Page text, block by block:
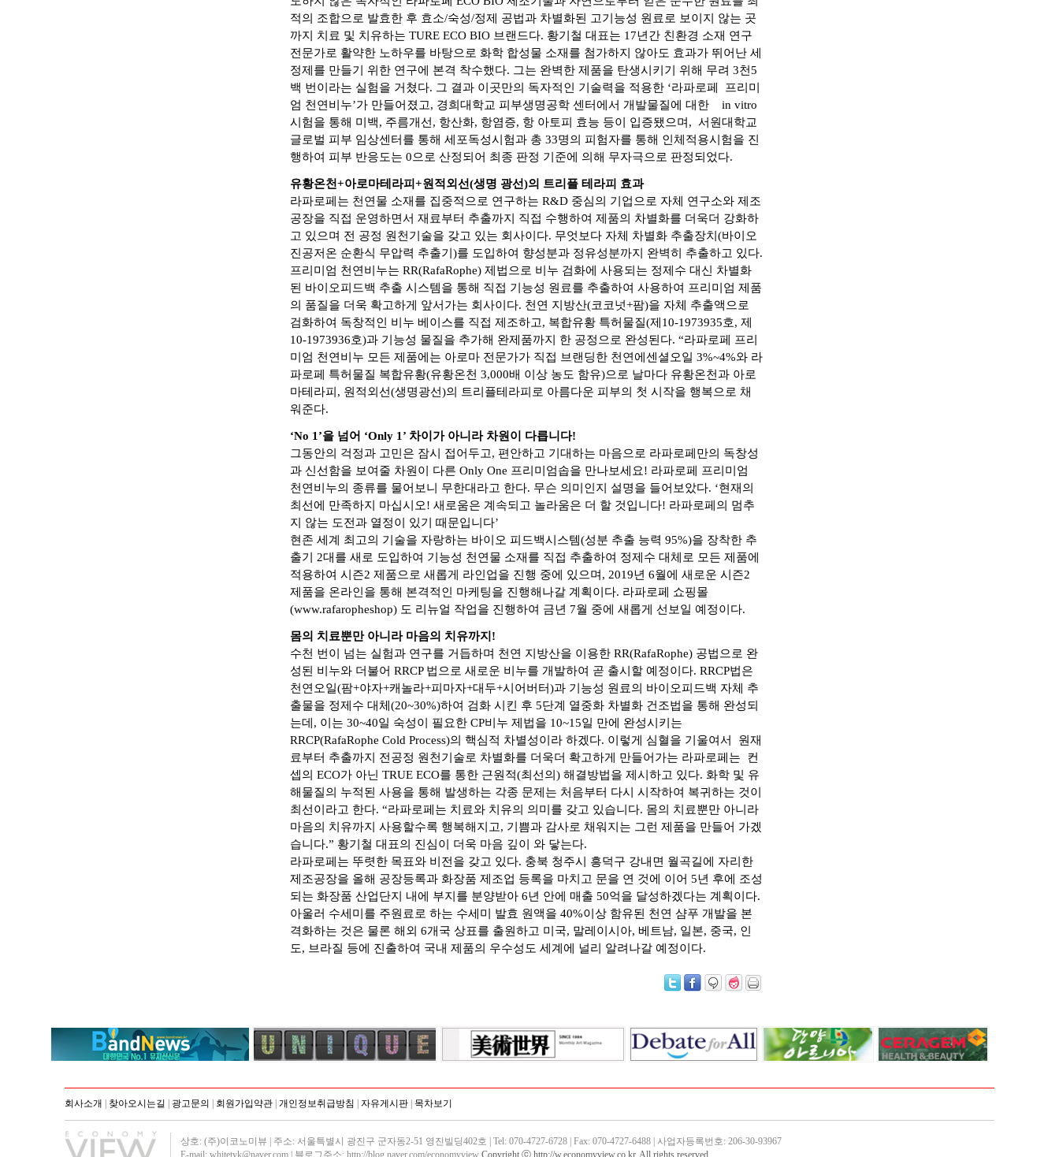
적의 조합으로 발효한 후 효소/숙성/정제 공법과 차별화된 고기능성 원료로 보이지 않는 곳
까지 치료 및 치유하는 TURE ECO BIO 브랜드다. 황기철 대표는 17년간 친환경 소재 연구
전문가로 활약한 노하우를 바탕으로 화학 합성물 소재를 첨가하지 않아도 효과가 뛰어난 세
정제를 만들기 위한 연구에 본격 착수했다. 그는 완벽한 제품을 탄생시키기 위해 무려 3천5
백 번이라는 실험을 거쳤다. 그 결과 이곳만의 독자적인 기술력을 적용한 ‘라파로페 프리미
엄 천연비누’가 만들어졌고, 경희대학교 피부생명공학 센터에서 개발물질에 대한 in vitro
시험을 통해 미백, 주름개선, 항산화, 항염증, 항 아토피 효능 등이 입증됐으며, 서원대학교
글로벌 피부 임상센터를 통해 세포독성시험과 총 33명의 피험자를 통해 인체적용시험을 진
행하여 피부 반응도는 0으로 산정되어 최종 판정 기준에 의해 무자극으로 판정되었다.
유황온천+아로마테라피+원적외선(생명 광선)의 트리플 테라피 효과
라파로페는 천연물 소재를 집중적으로 연구하는 R&D 중심의 기업으로 자체 연구소와 제조
공장을 직접 운영하면서 재료부터 추출까지 직접 수행하여 제품의 차별화를 더욱더 강화하
고 있으며 전 공정 원천기술을 갖고 있는 회사이다. 무엇보다 자체 차별화 추출장치(바이오
진공저온 순환식 무압력 추출기)를 도입하여 향성분과 정유성분까지 완벽히 추출하고 있다.
프리미엄 천연비누는 RR(RafaRophe) 제법으로 비누 검화에 사용되는 정제수 대신 차별화
된 바이오피드백 추출 시스템을 통해 직접 기능성 원료를 추출하여 사용하여 프리미엄 제품
의 품질을 더욱 확고하게 앞서가는 회사이다. 천연 지방산(코코넛+팜)을 자체 추출액으로
검화하여 독창적인 비누 베이스를 직접 제조하고, 복합유황 특허물질(제10-1973935호, 제
10-1973936호)과 기능성 물질을 추가해 완제품까지 한 공정으로 완성된다. “라파로페 프리
미엄 천연비누 모든 제품에는 아로마 전문가가 직접 브랜딩한 천연에센셜오일 3%~4%와 라
파로페 특허물질 복합유황(유황온천 3,000배 이상 농도 함유)으로 날마다 유황온천과 아로
마테라피, 원적외선(생명광선)의 트리플테라피로 아름다운 피부의 첫 시작을 행복으로 채
워준다.
‘No 1’을 넘어 ‘Only 1’ 차이가 아니라 차원이 다릅니다!
그동안의 걱정과 고민은 잠시 접어두고, 편안하고 기대하는 마음으로 라파로페만의 독창성
과 신선함을 보여줄 차원이 다른 Only One 프리미엄솝을 만나보세요! 라파로페 프리미엄
천연비누의 종류를 물어보니 무한대라고 한다. 무슨 의미인지 설명을 들어보았다. ‘현재의
최선에 만족하지 마십시오! 새로움은 계속되고 놀라움은 더 할 것입니다! 라파로페의 멈추
지 않는 도전과 열정이 있기 때문입니다’
현존 세계 최고의 기술을 자랑하는 바이오 피드백시스템(성분 추출 능력 95%)을 장착한 추
출기 2대를 새로 도입하여 기능성 천연물 소재를 직접 추출하여 정제수 대체로 모든 제품에
적용하여 시즌2 제품으로 새롭게 라인업을 진행 중에 있으며, 2019년 6월에 새로운 시즌2
제품을 온라인을 통해 본격적인 마케팅을 진행해나갈 계획이다. 라파로페 쇼핑몰
(www.rafaropheshop) 도 리뉴얼 작업을 진행하여 금년 7월 중에 새롭게 선보일 예정이다.
몸의 치료뿐만 아니라 마음의 치유까지!
수천 번이 넘는 실험과 연구를 거듭하며 천연 지방산을 이용한 RR(RafaRophe) 공법으로 완
성된 비누와 더불어 RRCP 법으로 새로운 비누를 개발하여 곧 출시할 예정이다. RRCP법은
천연오일(팜+야자+캐놀라+피마자+대두+시어버터)과 기능성 원료의 바이오피드백 자체 추
출물을 정제수 대체(20~30%)하여 검화 시킨 후 5단계 열중화 차별화 건조법을 통해 완성되
는데, 이는 30~40일 숙성이 필요한 CP비누 제법을 10~15일 만에 완성시키는
RRCP(RafaRophe Cold Process)의 핵심적 차별성이라 하겠다. 이렇게 심혈을 기울여서 원재
료부터 추출까지 전공정 원천기술로 차별화를 더욱더 확고하게 만들어가는 라파로페는 컨
셉의 ECO가 아닌 TRUE ECO를 통한 근원적(최선의) 해결방법을 제시하고 있다. 화학 및 유
해물질의 누적된 사용을 통해 발생하는 각종 문제는 처음부터 다시 시작하여 복귀하는 것이
최선이라고 한다. “라파로페는 치료와 치유의 의미를 갖고 있습니다. 몸의 치료뿐만 아니라
마음의 치유까지 사용할수록 행복해지고, 기쁨과 감사로 채워지는 그런 제품을 만들어 가겠
습니다.” 황기철 대표의 진심이 더욱 마음 깊이 와 닿는다.
라파로페는 뚜렷한 목표와 비전을 갖고 있다. 충북 청주시 흥덕구 강내면 월곡길에 자리한
제조공장을 올해 공장등록과 화장품 제조업 등록을 마치고 문을 연 것에 이어 5년 후에 조성
되는 화장품 산업단지 내에 부지를 분양받아 6년 안에 매출 50억을 달성하겠다는 계획이다.
아울러 수세미를 주원료로 하는 수세미 발효 원액을 40%이상 함유된 천연 샴푸 개발을 본
격화하는 것은 물론 해외 6개국 상표를 출원하고 미국, 말레이시아, 베트남, 일본, 중국, 인
도, 브라질 등에 진출하여 국내 제품의 우수성도 세계에 널리 알려나갈 예정이다.
회사소개 찾아오시는길 광고문의 회원가입약관 개인정보취급방침 자유게시판 목차보기
상호: (주)이코노미뷰 | 주소: 서울특별시 광진구 군자동2-51 영진빌딩402호 | Tel: 070-4727-6728 | Fax: 070-4727-6488 | 사업자등록번호: 206-30-93967
E-mail: whitetyk@naver.com | 블로그주소: http://blog.naver.com/economyview Copyright ⓒ http://w.economyview.co.kr. All rights reserved.